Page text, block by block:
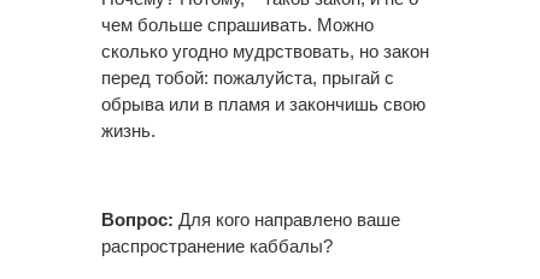
чем больше спрашивать. Можно
сколько угодно мудрствовать, но закон
перед тобой: пожалуйста, прыгай с
обрыва или в пламя и закончишь свою
жизнь.
Вопрос: Для кого направлено ваше
распространение каббалы?